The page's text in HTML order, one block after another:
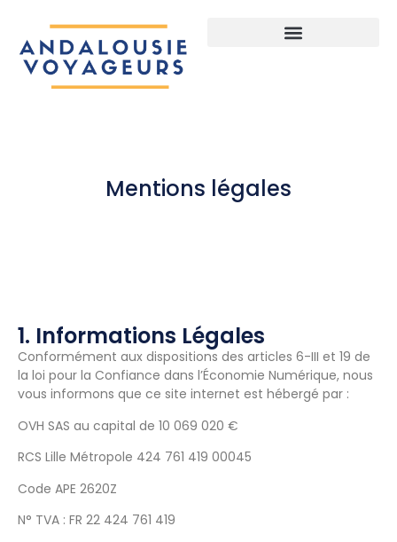
Mentions légales
1. Informations Légales
Conformément aux dispositions des articles 6-III et 19 de
la loi pour la Confiance dans l’Économie Numérique, nous
vous informons que ce site internet est hébergé par :
OVH SAS au capital de 10 069 020 €
RCS Lille Métropole 424 761 419 00045
Code APE 2620Z
N° TVA : FR 22 424 761 419